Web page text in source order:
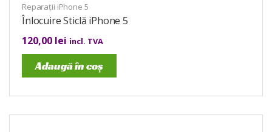
Reparații iPhone 5
Înlocuire Sticlă iPhone 5
120,00 lei incl. TVA
Adaugă în coș